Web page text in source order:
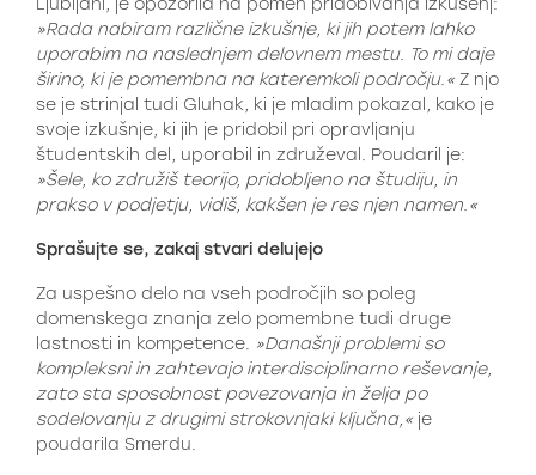
Ljubljani, je opozorila na pomen pridobivanja izkušenj:
»Rada nabiram različne izkušnje, ki jih potem lahko
uporabim na naslednjem delovnem mestu. To mi daje
širino, ki je pomembna na kateremkoli področju.« Z njo
se je strinjal tudi Gluhak, ki je mladim pokazal, kako je
svoje izkušnje, ki jih je pridobil pri opravljanju
študentskih del, uporabil in združeval. Poudaril je:
»Šele, ko združiš teorijo, pridobljeno na študiju, in
prakso v podjetju, vidiš, kakšen je res njen namen.«
Sprašujte se, zakaj stvari delujejo
Za uspešno delo na vseh področjih so poleg
domenskega znanja zelo pomembne tudi druge
lastnosti in kompetence. »Današnji problemi so
kompleksni in zahtevajo interdisciplinarno reševanje,
zato sta sposobnost povezovanja in želja po
sodelovanju z drugimi strokovnjaki ključna,« je
poudarila Smerdu.